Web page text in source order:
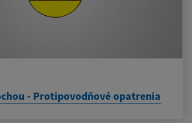
- Protipovodňové opatrenia